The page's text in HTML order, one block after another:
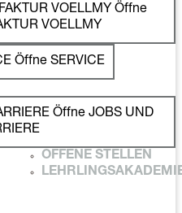
VOELLMY Öffne
VOELLMY
Öffne SERVICE
Öffne JOBS UND
OFFENE STELLEN